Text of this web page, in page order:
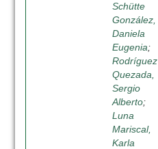
Schütte
González,
Daniela
Eugenia;
Rodríguez
Quezada,
Sergio
Alberto;
Luna
Mariscal,
Karla